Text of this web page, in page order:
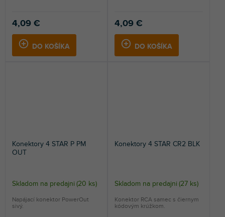
4,09 €
DO KOŠÍKA
5,0
z
hviezdičiek.
4,09 €
DO KOŠÍKA
Konektory 4 STAR P PM
OUT
Skladom na predajni (20 ks)
Napájací konektor PowerOut
sivý.
Konektory 4 STAR CR2 BLK
Skladom na predajni (27 ks)
Konektor RCA samec s čiernym
kódovým krúžkom.